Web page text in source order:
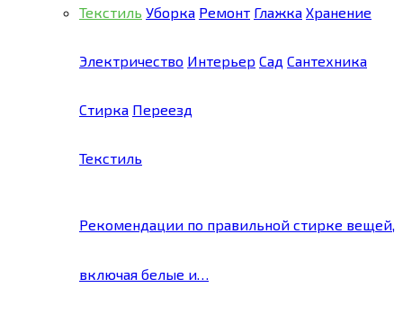
Текстиль Уборка Ремонт Глажка Хранение
Электричество Интерьер Сад Сантехника
Стирка Переезд
Текстиль
Рекомендации по правильной стирке вещей,
включая белые и…